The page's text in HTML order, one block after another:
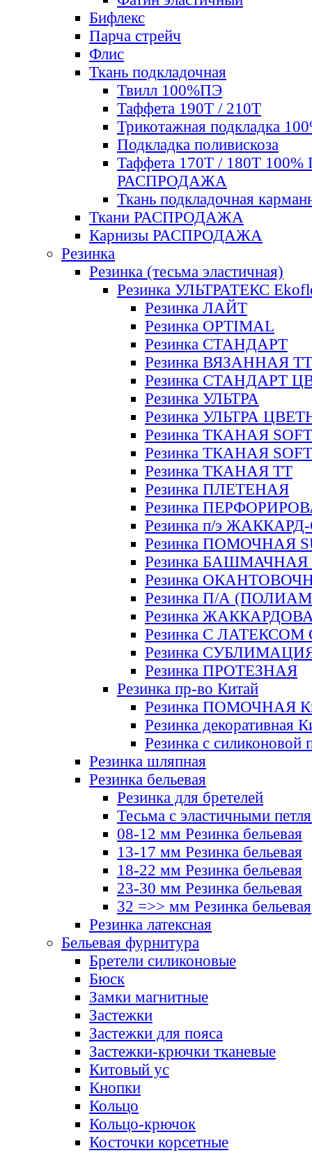
Бифлекс
Парча стрейч
Флис
Ткань подкладочная
Твилл 100%ПЭ
Таффета 190Т / 210Т
Трикотажная подкладка
Подкладка поливискоза
Таффета 170Т / 180Т 100%
РАСПРОДАЖА
Ткань подкладочная
Ткани РАСПРОДАЖА
Карнизы РАСПРОДАЖА
Резинка
Резинка (тесьма эластичная)
Резинка УЛЬТРАТЕКС
Резинка ЛАЙТ
Резинка OPTIMAL
Резинка СТАНДАРТ
Резинка ВЯЗАННАЯ ТТ
Резинка СТАНДАРТ
Резинка УЛЬТРА
Резинка УЛЬТРА
Резинка ТКАНАЯ SOFT
Резинка ТКАНАЯ
Резинка ТКАНАЯ ТТ
Резинка ПЛЕТЕНАЯ
Резинка
Резинка п/э
Резинка ПОМОЧНАЯ
Резинка БАШМАЧНАЯ
Резинка
Резинка П/А
Резинка
Резинка С ЛАТЕКСОМ
Резинка
Резинка ПРОТЕЗНАЯ
Резинка пр-во Китай
Резинка ПОМОЧНАЯ
Резинка декоративная
Резинка с силиконовой
Резинка шляпная
Резинка бельевая
Резинка для бретелей
Тесьма с эластичными
08-12 мм Резинка бельевая
13-17 мм Резинка бельевая
18-22 мм Резинка бельевая
23-30 мм Резинка бельевая
32 =>> мм Резинка бельевая
Резинка латексная
Бельевая фурнитура
Бретели силиконовые
Бюск
Замки магнитные
Застежки
Застежки для пояса
Застежки-крючки тканевые
Китовый ус
Кнопки
Кольцо
Кольцо-крючок
Косточки корсетные